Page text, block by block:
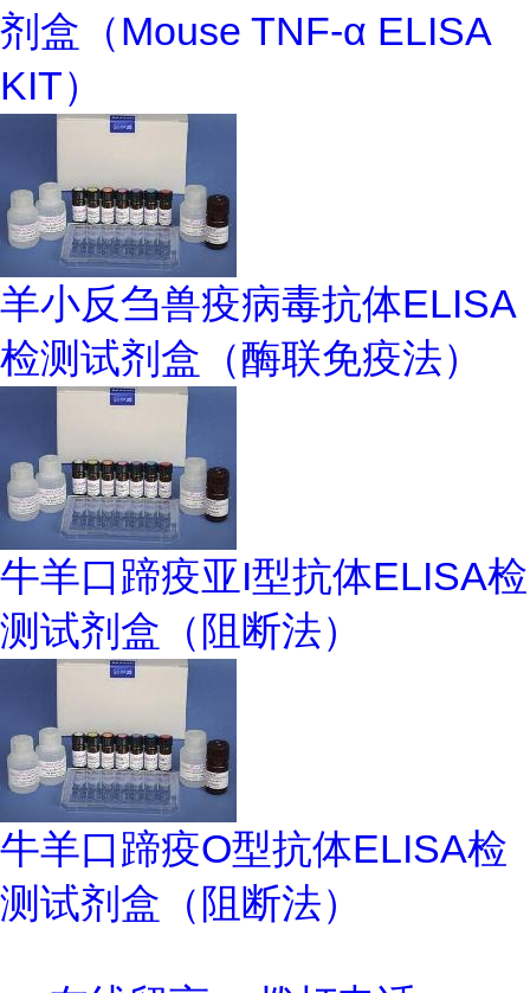
剂盒（Mouse TNF-α ELISA
KIT）
羊小反刍兽疫病毒抗体ELISA
检测试剂盒（酶联免疫法）
牛羊口蹄疫亚I型抗体ELISA检
测试剂盒（阻断法）
牛羊口蹄疫O型抗体ELISA检
测试剂盒（阻断法）